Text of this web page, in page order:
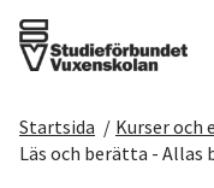
Det här gör vi
Startsida / Kurser och
Läs och berätta - Allas